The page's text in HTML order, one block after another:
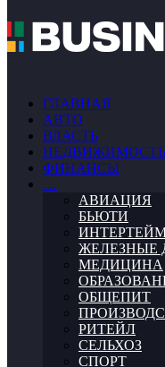
ГЛАВНАЯ
АВТО
ВЛАСТЬ
НЕДВИЖИМОСТЬ
ФИНАНСЫ
…
АВИАЦИЯ
БЬЮТИ
ЖЕЛЕЗНЫЕ
МЕДИЦИНА
ОБЩЕПИТ
РИТЕЙЛ
СЕЛЬХОЗ
СПОРТ